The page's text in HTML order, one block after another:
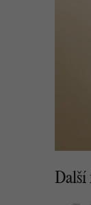
Další